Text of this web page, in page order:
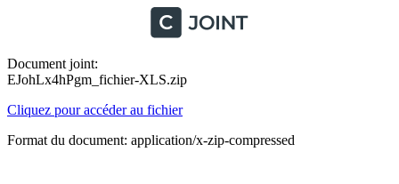
Document joint:
EJohLx4hPgm_fichier-XLS.zip
Cliquez pour accéder au fichier
Format du document: application/x-zip-compressed